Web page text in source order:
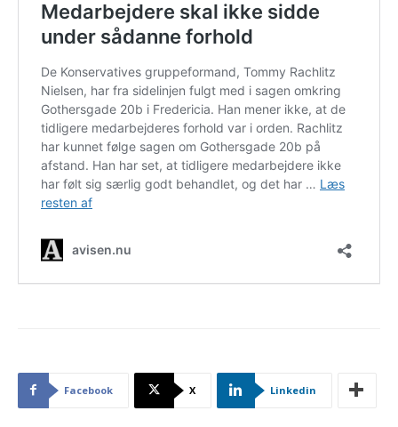
Facebook X Linkedin